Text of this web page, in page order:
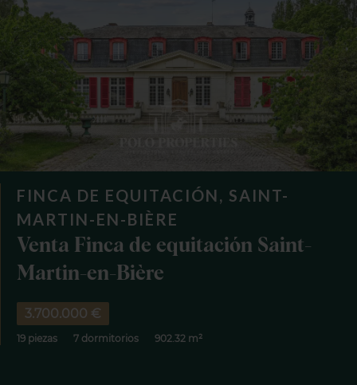
FINCA DE EQUITACIÓN, SAINT-
MARTIN-EN-BIÈRE
Venta Finca de equitación Saint-
Martin-en-Bière
3.700.000 €
19 piezas 7 dormitorios 902.32 m²